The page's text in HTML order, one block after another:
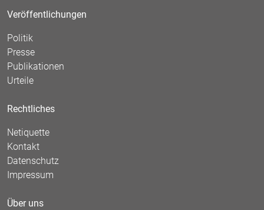
Veröffentlichungen
Politik
Presse
Publikationen
Urteile
Rechtliches
Netiquette
Kontakt
Datenschutz
Impressum
Über uns